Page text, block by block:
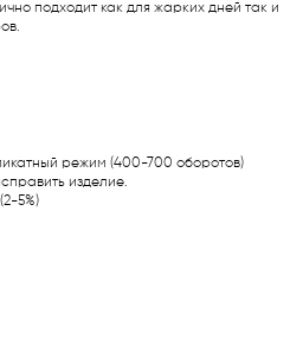
подходит как для жарких дней так и
режим (400-700 оборотов)
изделие.
5%)